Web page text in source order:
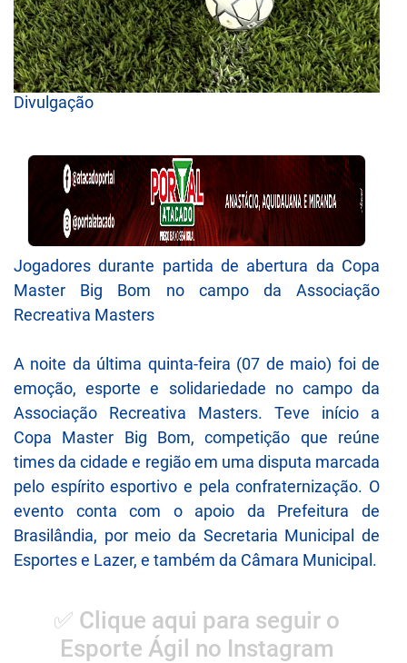
Divulgação
Jogadores durante partida de abertura da Copa
Master Big Bom no campo da Associação
Recreativa Masters
A noite da última quinta-feira (07 de maio) foi de
emoção, esporte e solidariedade no campo da
Associação Recreativa Masters. Teve início a
Copa Master Big Bom, competição que reúne
times da cidade e região em uma disputa marcada
pelo espírito esportivo e pela confraternização. O
evento conta com o apoio da Prefeitura de
Brasilândia, por meio da Secretaria Municipal de
Esportes e Lazer, e também da Câmara Municipal.
✅ Clique aqui para seguir o
Esporte Ágil no Instagram